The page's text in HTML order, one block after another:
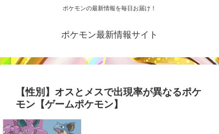
ポケモンの最新情報を毎日お届け！
ポケモン最新情報サイト
【性別】オスとメスで出現率が異なるポケ
モン【ゲームポケモン】